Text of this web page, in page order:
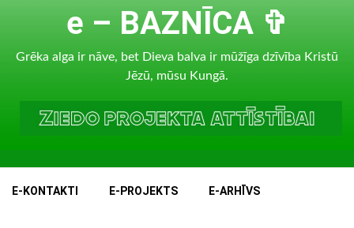
e – BAZNĪCA ✞
Grēka alga ir nāve, bet Dieva balva ir mūžīga dzīvība Kristū
Jēzū, mūsu Kungā.
E-KONTAKTI E-PROJEKTS E-ARHĪVS